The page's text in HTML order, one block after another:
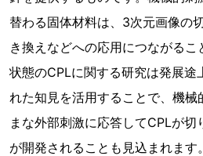
替わる固体材料は、3次元画像の
き換えなどへの応用につながる
状態のCPLに関する研究は発展途
れた知見を活用することで、機
まな外部刺激に応答してCPLが
が開発されることも見込まれます。